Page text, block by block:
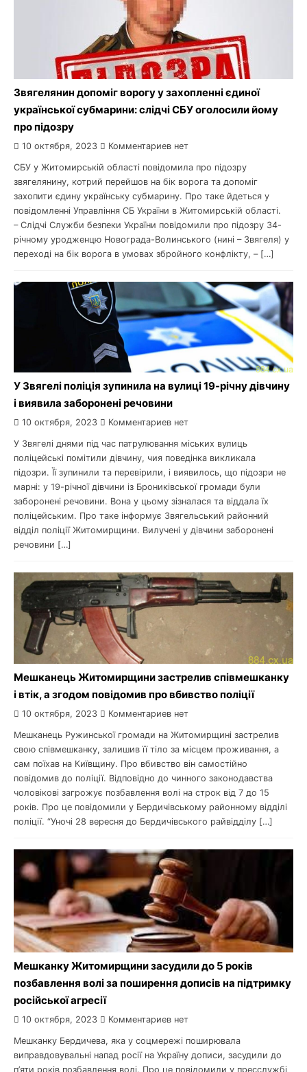
Звягелянин допоміг ворогу у захопленні єдиної
української субмарини: слідчі СБУ оголосили йому
про підозру
10 октября, 2023 Комментариев нет
СБУ у Житомирській області повідомила про підозру
звягелянину, котрий перейшов на бік ворога та допоміг
захопити єдину українську субмарину. Про таке йдеться у
повідомленні Управління СБ України в Житомирській області.
– Слідчі Служби безпеки України повідомили про підозру 34-
річному уродженцю Новограда-Волинського (нині – Звягеля) у
переході на бік ворога в умовах збройного конфлікту, – […]
У Звягелі поліція зупинила на вулиці 19-річну дівчину
і виявила заборонені речовини
10 октября, 2023 Комментариев нет
У Звягелі днями під час патрулювання міських вулиць
поліцейські помітили дівчину, чия поведінка викликала
підозри. Її зупинили та перевірили, і виявилось, що підозри не
марні: у 19-річної дівчини із Брониківської громади були
заборонені речовини. Вона у цьому зізналася та віддала їх
поліцейським. Про таке інформує Звягельський районний
відділ поліції Житомирщини. Вилучені у дівчини заборонені
речовини […]
Мешканець Житомирщини застрелив співмешканку
і втік, а згодом повідомив про вбивство поліції
10 октября, 2023 Комментариев нет
Мешканець Ружинської громади на Житомирщині застрелив
свою співмешканку, залишив її тіло за місцем проживання, а
сам поїхав на Київщину. Про вбивство він самостійно
повідомив до поліції. Відповідно до чинного законодавства
чоловікові загрожує позбавлення волі на строк від 7 до 15
років. Про це повідомили у Бердичівському районному відділі
поліції. “Уночі 28 вересня до Бердичівського райвідділу […]
Мешканку Житомирщини засудили до 5 років
позбавлення волі за поширення дописів на підтримку
російської агресії
10 октября, 2023 Комментариев нет
Мешканку Бердичева, яка у соцмережі поширювала
виправдовувальні напад росії на Україну дописи, засудили до
п’яти років позбавлення волі. Про це повідомили у пресслужбі